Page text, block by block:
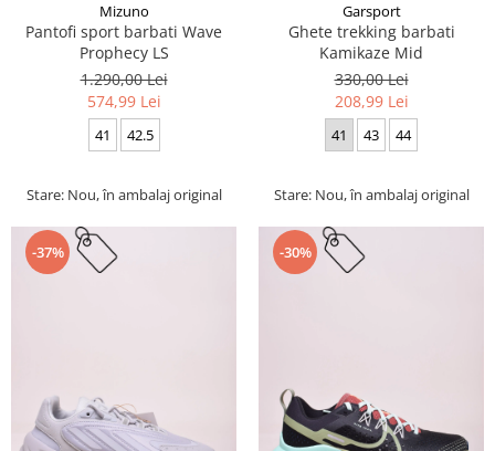
Mizuno
Pantofi sport barbati Wave
Prophecy LS
1.290,00 Lei
574,99 Lei
41 42.5
Stare: Nou, în ambalaj original
Garsport
Ghete trekking barbati
Kamikaze Mid
330,00 Lei
208,99 Lei
41 43 44
Stare: Nou, în ambalaj original
-37% -30%